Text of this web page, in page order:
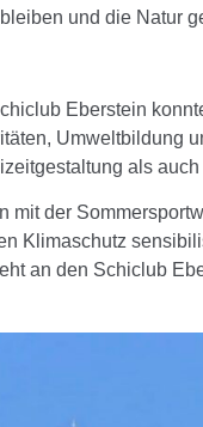
und die Natur
Eberstein
Umweltbildung
als
mit der
Klimaschutz
an den Schiclub